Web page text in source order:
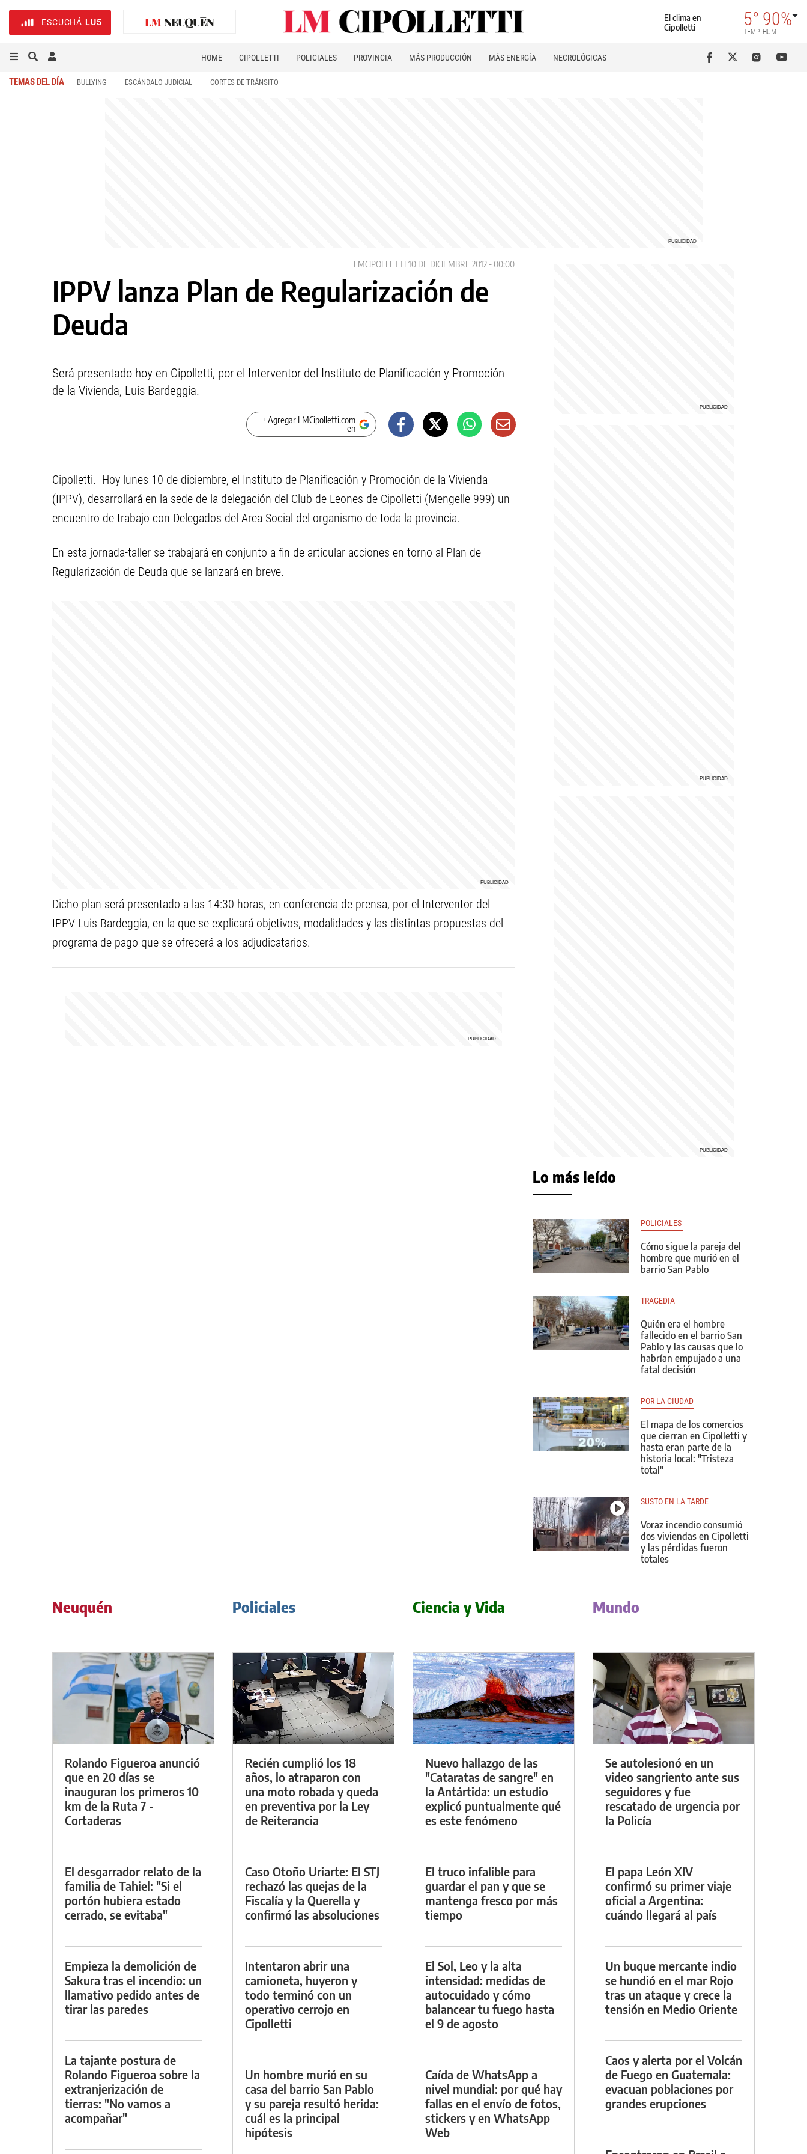
ESCUCHÁ LU5
El clima en
Cipolletti
5°
TEMP
90%
HUM
HOME CIPOLLETTI POLICIALES PROVINCIA MÁS PRODUCCIÓN MÁS ENERGÍA NECROLÓGICAS
TEMAS DEL DÍA BULLYING ESCÁNDALO JUDICIAL CORTES DE TRÁNSITO
LMCIPOLLETTI 10 DE DICIEMBRE 2012 - 00:00
IPPV lanza Plan de Regularización de
Deuda
Será presentado hoy en Cipolletti, por el Interventor del Instituto de Planificación y Promoción
de la Vivienda, Luis Bardeggia.
+ Agregar LMCipolletti.com
en
Cipolletti.- Hoy lunes 10 de diciembre, el Instituto de Planificación y Promoción de la Vivienda
(IPPV), desarrollará en la sede de la delegación del Club de Leones de Cipolletti (Mengelle 999) un
encuentro de trabajo con Delegados del Area Social del organismo de toda la provincia.
En esta jornada-taller se trabajará en conjunto a fin de articular acciones en torno al Plan de
Regularización de Deuda que se lanzará en breve.
Dicho plan será presentado a las 14:30 horas, en conferencia de prensa, por el Interventor del
IPPV Luis Bardeggia, en la que se explicará objetivos, modalidades y las distintas propuestas del
programa de pago que se ofrecerá a los adjudicatarios.
Lo más leído
POLICIALES
Cómo sigue la pareja del
hombre que murió en el
barrio San Pablo
TRAGEDIA
Quién era el hombre
fallecido en el barrio San
Pablo y las causas que lo
habrían empujado a una
fatal decisión
POR LA CIUDAD
El mapa de los comercios
que cierran en Cipolletti y
hasta eran parte de la
historia local: "Tristeza
total"
SUSTO EN LA TARDE
Voraz incendio consumió
dos viviendas en Cipolletti
y las pérdidas fueron
totales
Neuquén
Rolando Figueroa anunció
que en 20 días se
inauguran los primeros 10
km de la Ruta 7 -
Cortaderas
El desgarrador relato de la
familia de Tahiel: "Si el
portón hubiera estado
cerrado, se evitaba"
Empieza la demolición de
Sakura tras el incendio: un
llamativo pedido antes de
tirar las paredes
La tajante postura de
Rolando Figueroa sobre la
extranjerización de
tierras: "No vamos a
acompañar"
Policiales
Recién cumplió los 18
años, lo atraparon con
una moto robada y queda
en preventiva por la Ley
de Reiterancia
Caso Otoño Uriarte: El STJ
rechazó las quejas de la
Fiscalía y la Querella y
confirmó las absoluciones
Intentaron abrir una
camioneta, huyeron y
todo terminó con un
operativo cerrojo en
Cipolletti
Un hombre murió en su
casa del barrio San Pablo
y su pareja resultó herida:
cuál es la principal
hipótesis
Ciencia y Vida
Nuevo hallazgo de las
"Cataratas de sangre" en
la Antártida: un estudio
explicó puntualmente qué
es este fenómeno
El truco infalible para
guardar el pan y que se
mantenga fresco por más
tiempo
El Sol, Leo y la alta
intensidad: medidas de
autocuidado y cómo
balancear tu fuego hasta
el 9 de agosto
Caída de WhatsApp a
nivel mundial: por qué hay
fallas en el envío de fotos,
stickers y en WhatsApp
Web
Mundo
Se autolesionó en un
video sangriento ante sus
seguidores y fue
rescatado de urgencia por
la Policía
El papa León XIV
confirmó su primer viaje
oficial a Argentina:
cuándo llegará al país
Un buque mercante indio
se hundió en el mar Rojo
tras un ataque y crece la
tensión en Medio Oriente
Caos y alerta por el Volcán
de Fuego en Guatemala:
evacuan poblaciones por
grandes erupciones